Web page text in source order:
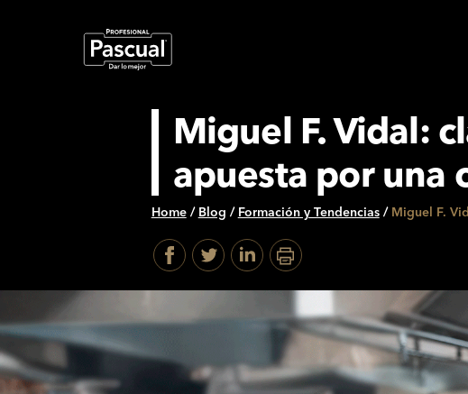
Miguel F. Vidal:
apuesta por una
Home/ Blog / Formación y Tendencias/ Miguel F.